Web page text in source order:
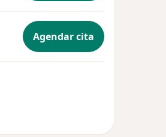
Agendar cita